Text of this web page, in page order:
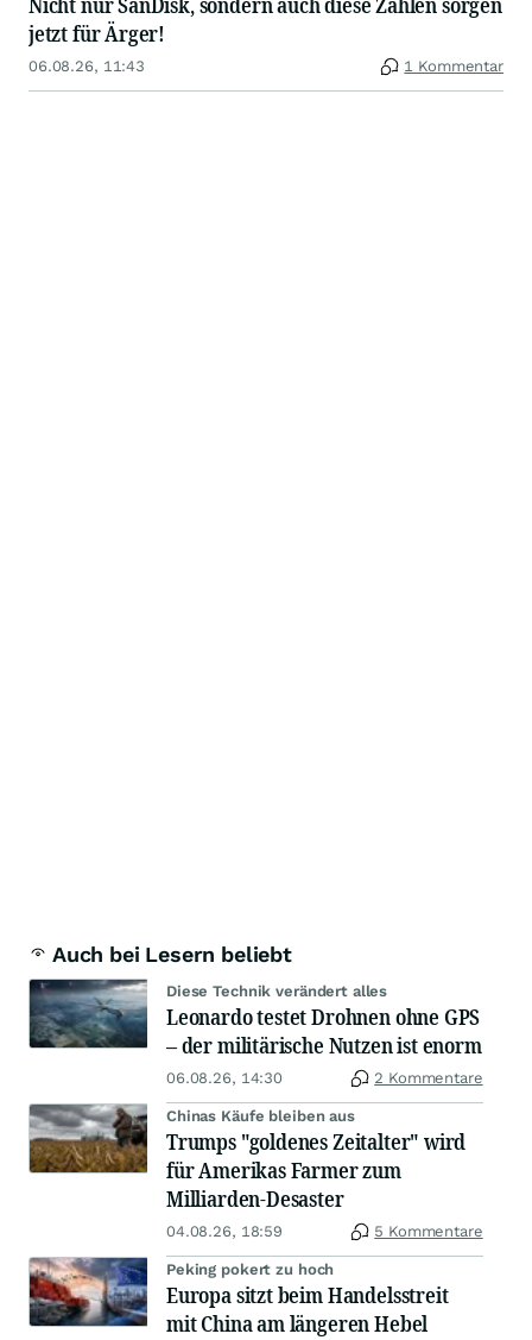
jetzt für Ärger!
06.08.26, 11:43 1 Kommentar
Auch bei Lesern beliebt
Diese Technik verändert alles
Leonardo testet Drohnen ohne GPS
– der militärische Nutzen ist enorm
06.08.26, 14:30 2 Kommentare
Chinas Käufe bleiben aus
Trumps "goldenes Zeitalter" wird
für Amerikas Farmer zum
Milliarden-Desaster
04.08.26, 18:59 5 Kommentare
Peking pokert zu hoch
Europa sitzt beim Handelsstreit
mit China am längeren Hebel